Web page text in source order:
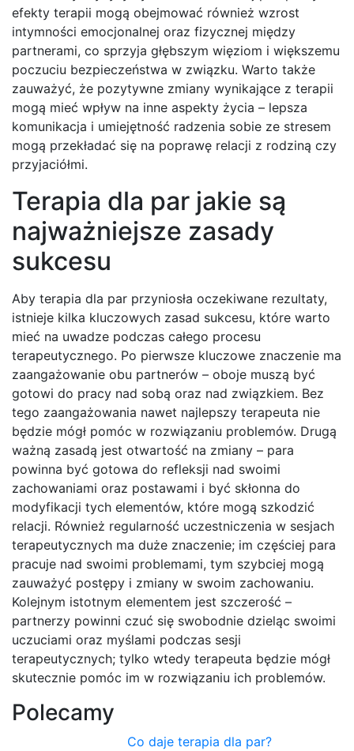
efekty terapii mogą obejmować również wzrost
intymności emocjonalnej oraz fizycznej między
partnerami, co sprzyja głębszym więziom i większemu
poczuciu bezpieczeństwa w związku. Warto także
zauważyć, że pozytywne zmiany wynikające z terapii
mogą mieć wpływ na inne aspekty życia – lepsza
komunikacja i umiejętność radzenia sobie ze stresem
mogą przekładać się na poprawę relacji z rodziną czy
przyjaciółmi.
Terapia dla par jakie są
najważniejsze zasady
sukcesu
Aby terapia dla par przyniosła oczekiwane rezultaty,
istnieje kilka kluczowych zasad sukcesu, które warto
mieć na uwadze podczas całego procesu
terapeutycznego. Po pierwsze kluczowe znaczenie ma
zaangażowanie obu partnerów – oboje muszą być
gotowi do pracy nad sobą oraz nad związkiem. Bez
tego zaangażowania nawet najlepszy terapeuta nie
będzie mógł pomóc w rozwiązaniu problemów. Drugą
ważną zasadą jest otwartość na zmiany – para
powinna być gotowa do refleksji nad swoimi
zachowaniami oraz postawami i być skłonna do
modyfikacji tych elementów, które mogą szkodzić
relacji. Również regularność uczestniczenia w sesjach
terapeutycznych ma duże znaczenie; im częściej para
pracuje nad swoimi problemami, tym szybciej mogą
zauważyć postępy i zmiany w swoim zachowaniu.
Kolejnym istotnym elementem jest szczerość –
partnerzy powinni czuć się swobodnie dzieląc swoimi
uczuciami oraz myślami podczas sesji
terapeutycznych; tylko wtedy terapeuta będzie mógł
skutecznie pomóc im w rozwiązaniu ich problemów.
Polecamy
Co daje terapia dla par?